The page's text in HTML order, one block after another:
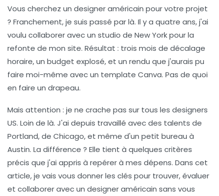
Vous cherchez un designer américain pour votre projet
? Franchement, je suis passé par là. Il y a quatre ans, j'ai
voulu collaborer avec un studio de New York pour la
refonte de mon site. Résultat : trois mois de décalage
horaire, un budget explosé, et un rendu que j'aurais pu
faire moi-même avec un template Canva. Pas de quoi
en faire un drapeau.
Mais attention : je ne crache pas sur tous les designers
US. Loin de là. J'ai depuis travaillé avec des talents de
Portland, de Chicago, et même d'un petit bureau à
Austin. La différence ? Elle tient à quelques critères
précis que j'ai appris à repérer à mes dépens. Dans cet
article, je vais vous donner les clés pour trouver, évaluer
et collaborer avec un designer américain sans vous